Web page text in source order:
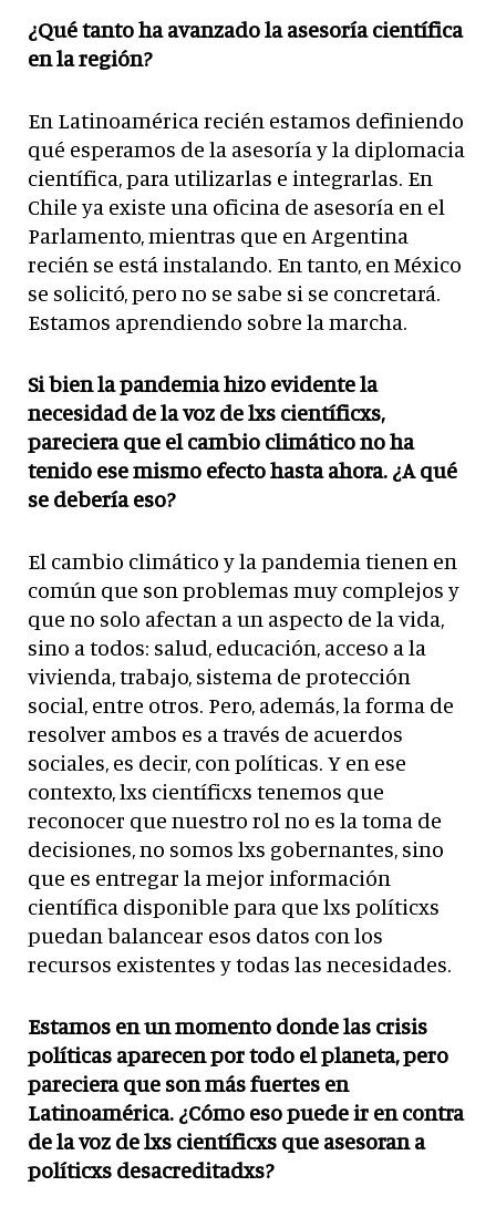
¿Qué tanto ha avanzado la asesoría científica
en la región?
En Latinoamérica recién estamos definiendo
qué esperamos de la asesoría y la diplomacia
científica, para utilizarlas e integrarlas. En
Chile ya existe una oficina de asesoría en el
Parlamento, mientras que en Argentina
recién se está instalando. En tanto, en México
se solicitó, pero no se sabe si se concretará.
Estamos aprendiendo sobre la marcha.
Si bien la pandemia hizo evidente la
necesidad de la voz de lxs científicxs,
pareciera que el cambio climático no ha
tenido ese mismo efecto hasta ahora. ¿A qué
se debería eso?
El cambio climático y la pandemia tienen en
común que son problemas muy complejos y
que no solo afectan a un aspecto de la vida,
sino a todos: salud, educación, acceso a la
vivienda, trabajo, sistema de protección
social, entre otros. Pero, además, la forma de
resolver ambos es a través de acuerdos
sociales, es decir, con políticas. Y en ese
contexto, lxs científicxs tenemos que
reconocer que nuestro rol no es la toma de
decisiones, no somos lxs gobernantes, sino
que es entregar la mejor información
científica disponible para que lxs políticxs
puedan balancear esos datos con los
recursos existentes y todas las necesidades.
Estamos en un momento donde las crisis
políticas aparecen por todo el planeta, pero
pareciera que son más fuertes en
Latinoamérica. ¿Cómo eso puede ir en contra
de la voz de lxs científicxs que asesoran a
políticxs desacreditadxs?